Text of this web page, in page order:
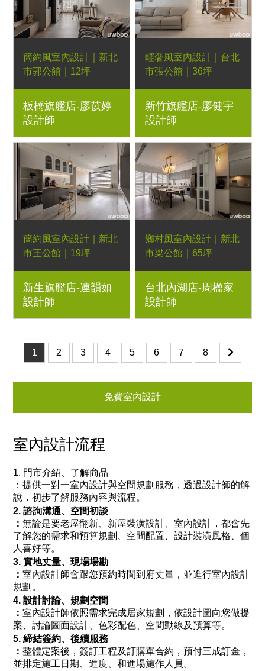
餐椅、湖濱長凳、湖濱
三抽電視櫃、軌道燈
簡約風室內設計｜新北
市郭公館｜12坪
2房2廳｜優渥系統櫃、
Orderfloor超耐磨木地
板、LED燈條、鐵件五
金階梯
板橋旗艦店-廖苡婷
設計師
輕奢風室內設計｜台北
市張公館｜36坪
3房2廳｜優渥系統櫃、
藝術漆、木作、倚靠實
木床架、暮光實木床頭
櫃
新竹旗艦店-廖健宇
設計師
簡約風室內設計｜新北
市王公館｜19坪
3房2廳｜優渥系統櫃、
Orderfloor超耐磨木地
板、克洛伊床墊、鐵件
新生旗艦店-連韻如
設計師
鄉村風室內設計｜新北
市梁公館｜65坪
透天厝｜優渥系統櫃、
Orderfloor超耐磨木地
板、鐵件烤漆玻璃滑
台北內湖店-周楹家
設計師
1 2 3 4 5 6 7 8
免費室內設計
室內設計流程
1. 門市介紹、了解商品
：提供一對一室內設計與空間規劃服務，透過設計師的解
說，初步了解服務內容與流程。
2. 諮詢溝通、空間初談
：無論是要老屋翻新、新屋裝潢設計、室內設計，都會先
了解您的需求和預算規劃、空間配置、設計裝潢風格、個
人喜好等。
3. 實地丈量、現場場勘
：室內設計師會跟您預約時間到府丈量，並進行室內設計
規劃。
4. 設計討論、規劃空間
：室內設計師依照需求完成居家規劃，依設計圖向您做提
案、討論圖面設計、色彩配色、空間動線及預算等。
5. 締結簽約、後續服務
：整體定案後，簽訂工程及訂購單合約，預付三成訂金，
並排定施工日期、進度、和進場施作人員。